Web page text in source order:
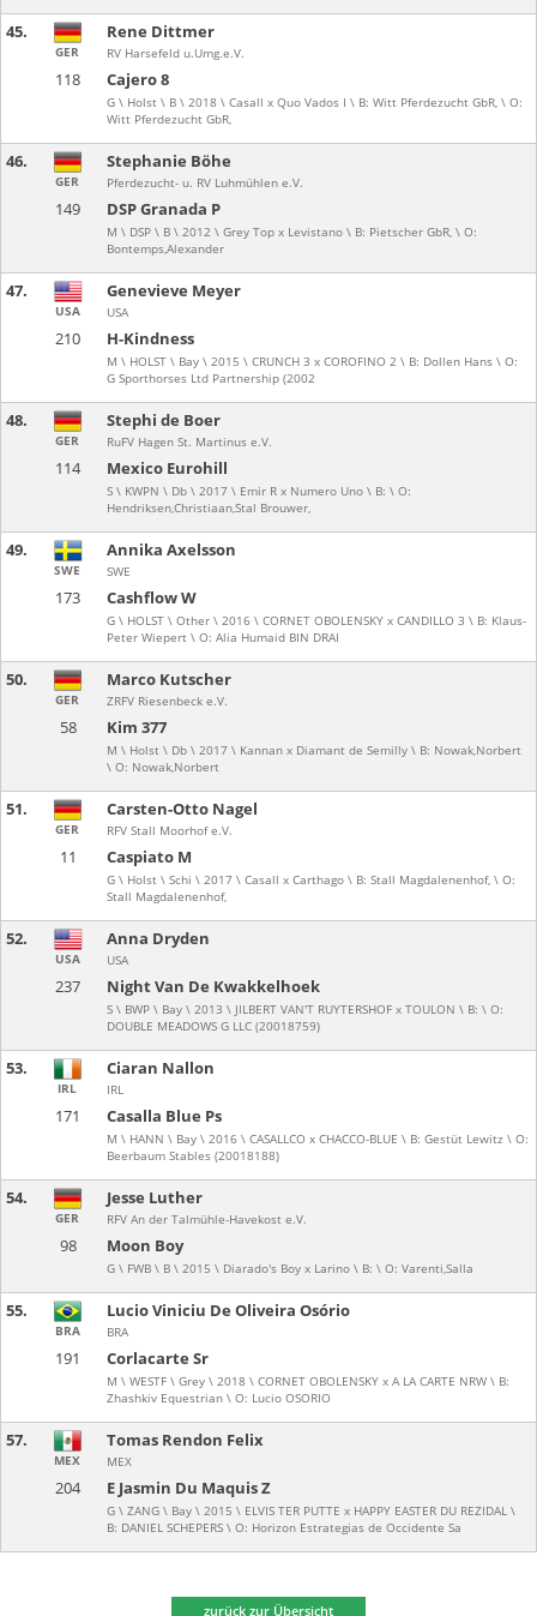
45.
118 Cajero 8
G \ Holst \ B \ 2018 \ Casall x Quo Vados I \ B: Witt Pferdezucht GbR, \ O:
Witt Pferdezucht GbR,
GER
Rene Dittmer
RV Harsefeld u.Umg.e.V.
46.
149 DSP Granada P
M \ DSP \ B \ 2012 \ Grey Top x Levistano \ B: Pietscher GbR, \ O:
Bontemps,Alexander
GER
Stephanie Böhe
Pferdezucht- u. RV Luhmühlen e.V.
47.
210 H-Kindness
M \ HOLST \ Bay \ 2015 \ CRUNCH 3 x COROFINO 2 \ B: Dollen Hans \ O:
G Sporthorses Ltd Partnership (2002
USA
Genevieve Meyer
USA
48.
114 Mexico Eurohill
S \ KWPN \ Db \ 2017 \ Emir R x Numero Uno \ B: \ O:
Hendriksen,Christiaan,Stal Brouwer,
GER
Stephi de Boer
RuFV Hagen St. Martinus e.V.
49.
173 Cashflow W
G \ HOLST \ Other \ 2016 \ CORNET OBOLENSKY x CANDILLO 3 \ B: Klaus-
Peter Wiepert \ O: Alia Humaid BIN DRAI
SWE
Annika Axelsson
SWE
50.
58 Kim 377
M \ Holst \ Db \ 2017 \ Kannan x Diamant de Semilly \ B: Nowak,Norbert
\ O: Nowak,Norbert
GER
Marco Kutscher
ZRFV Riesenbeck e.V.
51.
11 Caspiato M
G \ Holst \ Schi \ 2017 \ Casall x Carthago \ B: Stall Magdalenenhof, \ O:
Stall Magdalenenhof,
GER
Carsten-Otto Nagel
RFV Stall Moorhof e.V.
52.
237 Night Van De Kwakkelhoek
S \ BWP \ Bay \ 2013 \ JILBERT VAN'T RUYTERSHOF x TOULON \ B: \ O:
DOUBLE MEADOWS G LLC (20018759)
USA
Anna Dryden
USA
53.
171 Casalla Blue Ps
M \ HANN \ Bay \ 2016 \ CASALLCO x CHACCO-BLUE \ B: Gestüt Lewitz \ O:
Beerbaum Stables (20018188)
IRL
Ciaran Nallon
IRL
54.
98 Moon Boy
G \ FWB \ B \ 2015 \ Diarado's Boy x Larino \ B: \ O: Varenti,Salla
GER
Jesse Luther
RFV An der Talmühle-Havekost e.V.
55.
191 Corlacarte Sr
M \ WESTF \ Grey \ 2018 \ CORNET OBOLENSKY x A LA CARTE NRW \ B:
Zhashkiv Equestrian \ O: Lucio OSORIO
BRA
Lucio Viniciu De Oliveira Osório
BRA
57.
204 E Jasmin Du Maquis Z
G \ ZANG \ Bay \ 2015 \ ELVIS TER PUTTE x HAPPY EASTER DU REZIDAL \
B: DANIEL SCHEPERS \ O: Horizon Estrategias de Occidente Sa
MEX
Tomas Rendon Felix
MEX
zurück zur Übersicht